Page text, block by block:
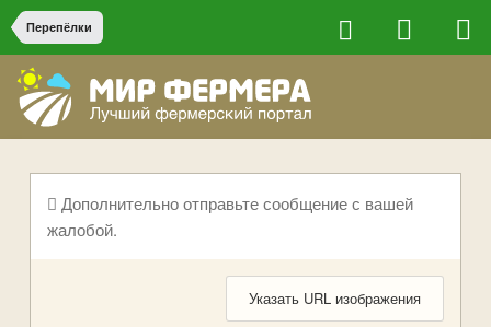
Перепёлки
Дополнительно отправьте сообщение с вашей
жалобой.
Указать URL изображения